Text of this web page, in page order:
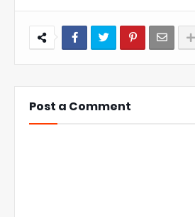
Post a Comment